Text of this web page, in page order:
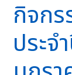
กิจก
ประ